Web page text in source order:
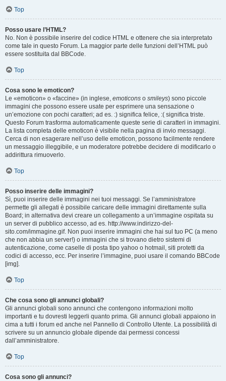
Top
Posso usare l’HTML?
No. Non è possibile inserire del codice HTML e ottenere che sia interpretato
come tale in questo Forum. La maggior parte delle funzioni dell’HTML può
essere sostituita dal BBCode.
Top
Cosa sono le emoticon?
Le «emoticon» o «faccine» (in inglese, emoticons o smileys) sono piccole
immagini che possono essere usate per esprimere una sensazione o
un’emozione con pochi caratteri; ad es. :) significa felice, :( significa triste.
Questo Forum trasforma automaticamente queste serie di caratteri in immagini.
La lista completa delle emoticon è visibile nella pagina di invio messaggi.
Cerca di non esagerare nell’uso delle emoticon, possono facilmente rendere
un messaggio illeggibile, e un moderatore potrebbe decidere di modificarlo o
addirittura rimuoverlo.
Top
Posso inserire delle immagini?
Sì, puoi inserire delle immagini nei tuoi messaggi. Se l’amministratore
permette gli allegati è possibile caricare delle immagini direttamente sulla
Board; in alternativa devi creare un collegamento a un’immagine ospitata su
un server di pubblico accesso, ad es. http://www.indirizzo-del-
sito.com/immagine.gif. Non puoi inserire immagini che hai sul tuo PC (a meno
che non abbia un server!) o immagini che si trovano dietro sistemi di
autenticazione, come caselle di posta tipo yahoo o hotmail, siti protetti da
codici di accesso, ecc. Per inserire l’immagine, puoi usare il comando BBCode
[img].
Top
Che cosa sono gli annunci globali?
Gli annunci globali sono annunci che contengono informazioni molto
importanti e tu dovresti leggerli quanto prima. Gli annunci globali appaiono in
cima a tutti i forum ed anche nel Pannello di Controllo Utente. La possibilità di
scrivere su un annuncio globale dipende dai permessi concessi
dall’amministratore.
Top
Cosa sono gli annunci?